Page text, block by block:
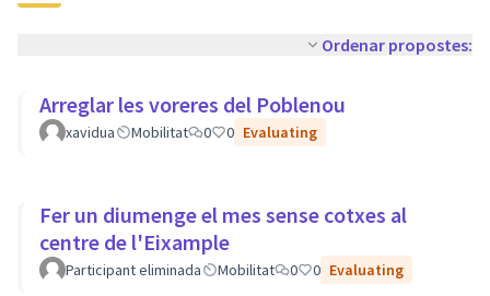
Ordenar propostes:
Arreglar les voreres del Poblenou
xavidua Mobilitat 0 0 Evaluating
Fer un diumenge el mes sense cotxes al
centre de l'Eixample
Participant eliminada Mobilitat 0 0 Evaluating